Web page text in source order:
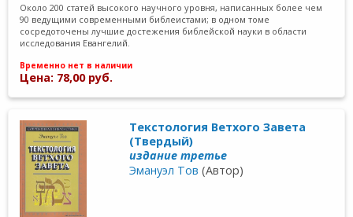
Около 200 статей высокого научного уровня, написанных более чем
90 ведущими современными библеистами; в одном томе
сосредоточены лучшие достежения библейской науки в области
исследования Евангелий.
Временно нет в наличии
Цена: 78,00 руб.
Текстология Ветхого Завета
(Твердый)
издание третье
Эмануэл Тов (Автор)